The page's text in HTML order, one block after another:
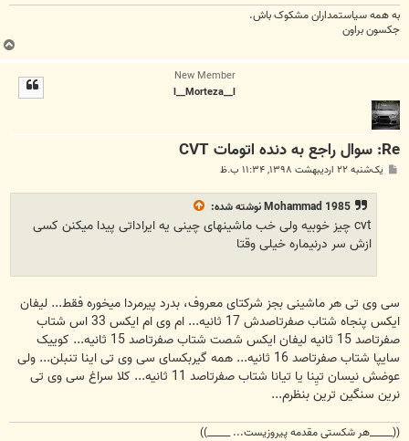
به همه سياستمداران مشکوک باش.
جکسون براون
New Member
l__Morteza__l
Re: سوال راجع به دنده اتومات CVT
یک‌شنبه ۲۲ اردیبهشت ۱۳۹۸, ۱۱:۳۴ ب.ظ
Mohammad 1985نوشته شده:
cvt چیز خوبیه ولی خب ماشینهای چینی یه ایراداتی پیدا میکنن کسی
ازش سر درنیماره خیلی وقتا
سی وی تی هر ماشینی بجز شرکتای معروف، بدرد پیرمردا میخوره فقط... لیفان
ایکس پنجاه شتاب صفرتاصدش 17 ثانیه... ام وی ام ایکس 33 اس شتاب
صفرتاصد 15 ثانیه لیفان ایکس شصت شتاب صفرتاصد 15 ثانیه... کوییک
سایپا شتاب صفرتاصد 16 ثانیه... همه گیربکسای سی وی تی اینا تنبلن... ولی
عوضش نیسان تیِنا یا تیانا شتاب صفرتاصد 11 ثانیه... کلا سراغ سی وی تی
نرین سنگین ترین بنظرم...
((_____هر شکستی مقدمه پیروزیست... _____))